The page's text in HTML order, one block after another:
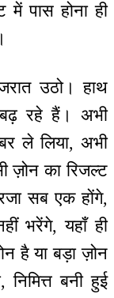
पास होना ही
उठो। हाथ
रहे हैं। अभी
ले लिया, अभी
ज़ोन का रिजल्ट
सब एक होंगे,
भरेंगे, यहाँ ही
है या बड़ा ज़ोन
बनी हुई